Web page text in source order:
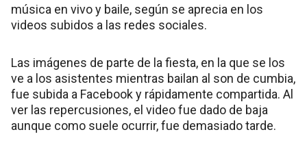
música en vivo y baile, según se aprecia en los
videos subidos a las redes sociales.
Las imágenes de parte de la fiesta, en la que se los
ve a los asistentes mientras bailan al son de cumbia,
fue subida a Facebook y rápidamente compartida. Al
ver las repercusiones, el video fue dado de baja
aunque como suele ocurrir, fue demasiado tarde.